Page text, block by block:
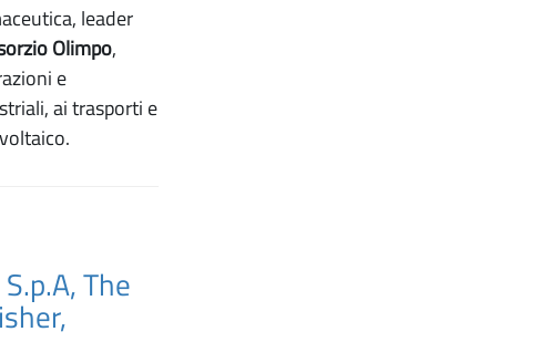
leader
Olimpo,
e
ai trasporti e
The